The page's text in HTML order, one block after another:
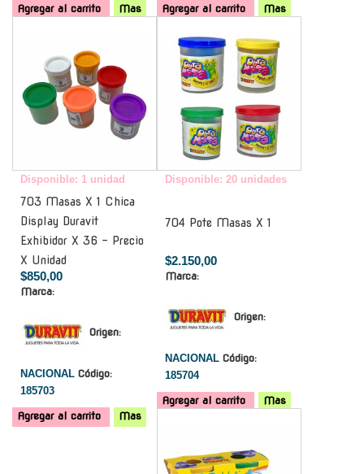
Agregar al carrito Mas Agregar al carrito
Mas
Disponible: 1 unidad
703 Masas X 1 Chica
Display Duravit
Exhibidor X 36 - Precio
X Unidad
$850,00
Marca:
Origen:
NACIONAL Código:
185703
Agregar al carrito Mas
Disponible: 20 unidades
704 Pote Masas X 1
$2.150,00
Marca:
Origen:
NACIONAL Código:
185704
Agregar al carrito
Mas